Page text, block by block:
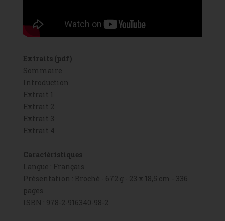
Extraits (pdf)
Sommaire
Introduction
Extrait 1
Extrait 2
Extrait 3
Extrait 4
Caractéristiques
Langue : Français
Présentation : Broché - 672 g - 23 x 18,5 cm - 336
pages
ISBN : 978-2-916340-98-2